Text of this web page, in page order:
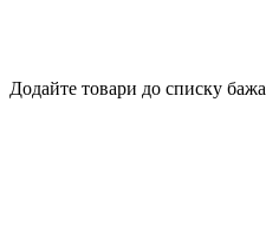
Додайте товари до списку